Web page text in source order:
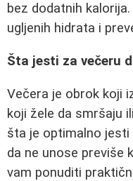
bez dodatnih
ugljenih hidrata i
Šta jesti za večeru
Večera je obrok koji
koji žele da smršaju
šta je optimalno jesti
da ne unose previše
vam ponuditi